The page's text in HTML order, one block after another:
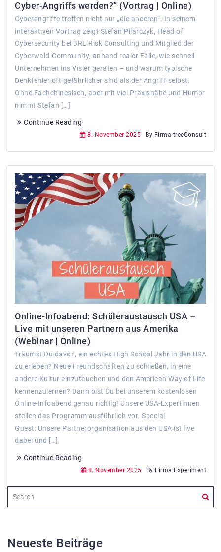
Cyber-Angriffs werden?“ (Vortrag | Online)
Cyberangriffe treffen nicht nur „die anderen“. In seinem
interaktiven Vortrag zeigt Stefan Pilarczyk, Head of
Cybersecurity bei BRL Risk Consulting und Mitglied der
Cyberwald-Community, anhand realer Fälle, wie schnell
Unternehmen ins Visier geraten – und warum typische
Denkfehler oft gefährlicher sind als der Angriff selbst.
Ohne Fachchinesisch, aber mit viel Praxisnähe und Humor
nimmt Stefan […]
Continue Reading
8. November 2025 By Firma treeConsult
Online-Infoabend: Schüleraustausch USA –
Live mit unseren Partnern aus Amerika
(Webinar | Online)
Träumst Du davon, ein echtes High School Jahr in den USA
zu erleben? Neue Freundschaften zu schließen, in eine
andere Kultur einzutauchen und den American Way of Life
kennenzulernen? Dann bist Du bei unserem kostenlosen
Online-Infoabend genau richtig! Unsere USA-Expertinnen
stellen das Programm ausführlich vor. Special
Guest: Unsere Partnerorganisation aus den USA ist live
dabei und […]
Continue Reading
8. November 2025 By Firma Experiment
Neueste Beiträge